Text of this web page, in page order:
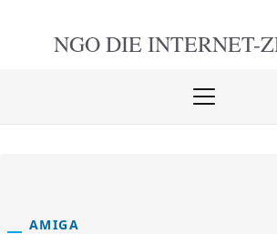
NGO DIE INTERNET-
Menü
AMIGA